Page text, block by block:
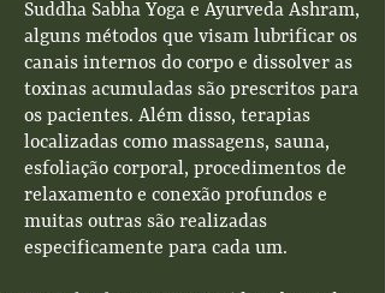
Suddha Sabha Yoga e Ayurveda Ashram,
alguns métodos que visam lubrificar os
canais internos do corpo e dissolver as
toxinas acumuladas são prescritos para
os pacientes. Além disso, terapias
localizadas como massagens, sauna,
esfoliação corporal, procedimentos de
relaxamento e conexão profundos e
muitas outras são realizadas
especificamente para cada um.